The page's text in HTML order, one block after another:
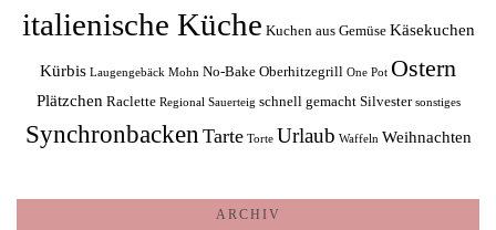
italienische Küche Kuchen aus Gemüse Käsekuchen
Kürbis Laugengebäck Mohn No-Bake Oberhitzegrill One Pot Ostern
Plätzchen Raclette Regional Sauerteig schnell gemacht Silvester sonstiges
Synchronbacken Tarte Torte Urlaub Waffeln Weihnachten
ARCHIV